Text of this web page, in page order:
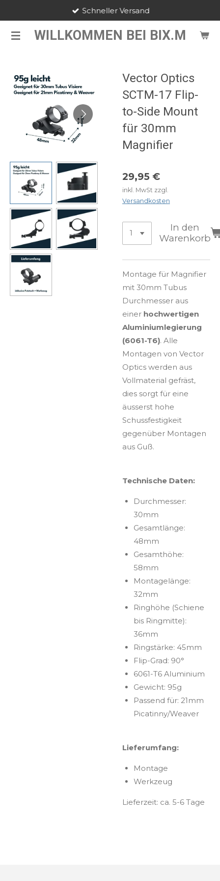
springen WILLKOMMEN BEI BIX.M
Schneller Versand
Vector Optics
SCTM-17 Flip-
to-Side Mount
für 30mm
Magnifier
29,95 €
inkl. MwSt zzgl.
Versandkosten
In den
Warenkorb
Montage für Magnifier
mit 30mm Tubus
Durchmesser aus
einer hochwertigen
Aluminiumlegierung
(6061-T6). Alle
Montagen von Vector
Optics werden aus
Vollmaterial gefräst,
dies sorgt für eine
äusserst hohe
Schussfestigkeit
gegenüber Montagen
aus Guß.
Technische Daten:
Durchmesser:
30mm
Gesamtlänge:
48mm
Gesamthöhe:
58mm
Montagelänge:
32mm
Ringhöhe (Schiene
bis Ringmitte):
36mm
Ringstärke: 45mm
Flip-Grad: 90°
6061-T6 Aluminium
Gewicht: 95g
Passend für: 21mm
Picatinny/Weaver
Lieferumfang:
Montage
Werkzeug
Lieferzeit: ca. 5-6 Tage